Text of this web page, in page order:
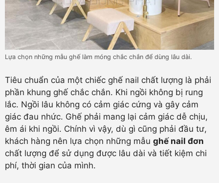
Lựa chọn những mẫu ghế làm móng chắc chắn để dùng lâu dài.
Tiêu chuẩn của một chiếc ghế nail chất lượng là phải
phần khung ghế chắc chắn. Khi ngồi không bị rung
lắc. Ngồi lâu không có cảm giác cứng và gây cảm
giác đau nhức. Ghế phải mang lại cảm giác dễ chịu,
êm ái khi ngồi. Chính vì vậy, dù gì cũng phải đầu tư,
khách hàng nên lựa chọn những mẫu ghế nail đơn
chất lượng để sử dụng được lâu dài và tiết kiệm chi
phí, thời gian của mình.